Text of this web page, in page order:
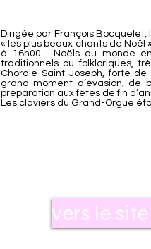
Dirigée par François
« les plus beaux chants de Noël
à 16h00 : Noëls du monde
traditionnels ou folkloriques,
Chorale Saint-Joseph, forte
grand moment d’évasion, de
préparation aux fêtes de fin
Les claviers du Grand-Orgue
vers le